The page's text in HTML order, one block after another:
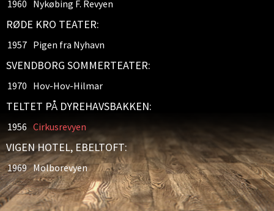
1960 Nykøbing F. Revyen
RØDE KRO TEATER:
1957 Pigen fra Nyhavn
SVENDBORG SOMMERTEATER:
1970 Hov-Hov-Hilmar
TELTET PÅ DYREHAVSBAKKEN:
1956 Cirkusrevyen
VIGEN HOTEL, EBELTOFT:
1969 Molborevyen